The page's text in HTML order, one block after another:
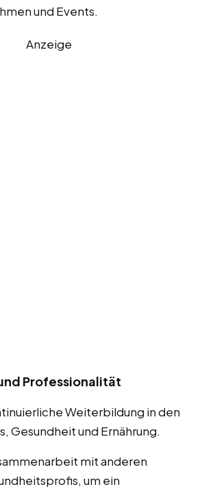
und Events.
Anzeige
Professionalität
Weiterbildung in den
Gesundheit und Ernährung.
mit anderen
um ein